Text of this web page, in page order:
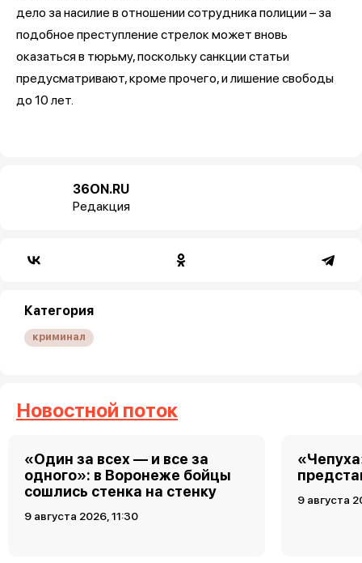
дело за насилие в отношении сотрудника полиции – за
подобное преступление стрелок может вновь
оказаться в тюрьму, поскольку санкции статьи
предусматривают, кроме прочего, и лишение свободы
до 10 лет.
36ON.RU
Редакция
Категория
криминал
Новостной поток
«Один за всех — и все за
одного»: в Воронеже бойцы
сошлись стенка на стенку
9 августа 2026, 11:30
9 августа